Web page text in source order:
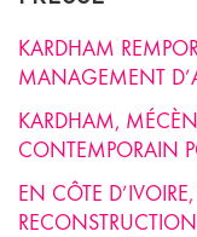
KARDHAM
MANAGEMENT
KARDHAM,
CONTEMPORAIN
EN CÔTE